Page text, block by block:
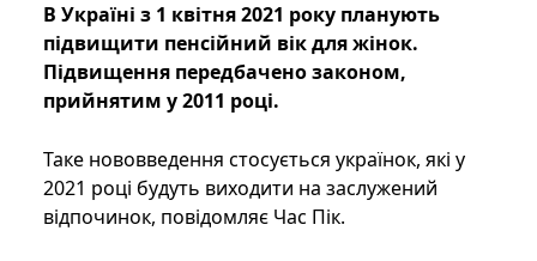
В Україні з 1 квітня 2021 року планують
підвищити пенсійний вік для жінок.
Підвищення передбачено законом,
прийнятим у 2011 році.
Таке нововведення стосується українок, які у
2021 році будуть виходити на заслужений
відпочинок, повідомляє Час Пік.